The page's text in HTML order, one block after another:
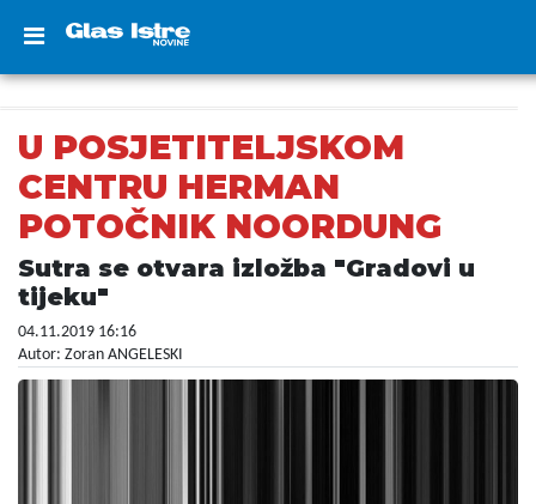
U POSJETITELJSKOM
CENTRU HERMAN
POTOČNIK NOORDUNG
Sutra se otvara izložba "Gradovi u
tijeku"
04.11.2019 16:16
Autor: Zoran ANGELESKI